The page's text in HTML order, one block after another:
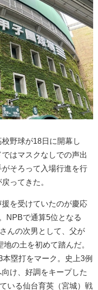
野球が18日に開幕し
はマスクなしでの声出
そろって入場行進を行
ってきた。
を受けていたのが慶応
NPBで通算5位となる
んの次男として、父が
の土を初めて踏んだ。
塁打をマーク。史上3例
け、好調をキープした
いる仙台育英（宮城）戦